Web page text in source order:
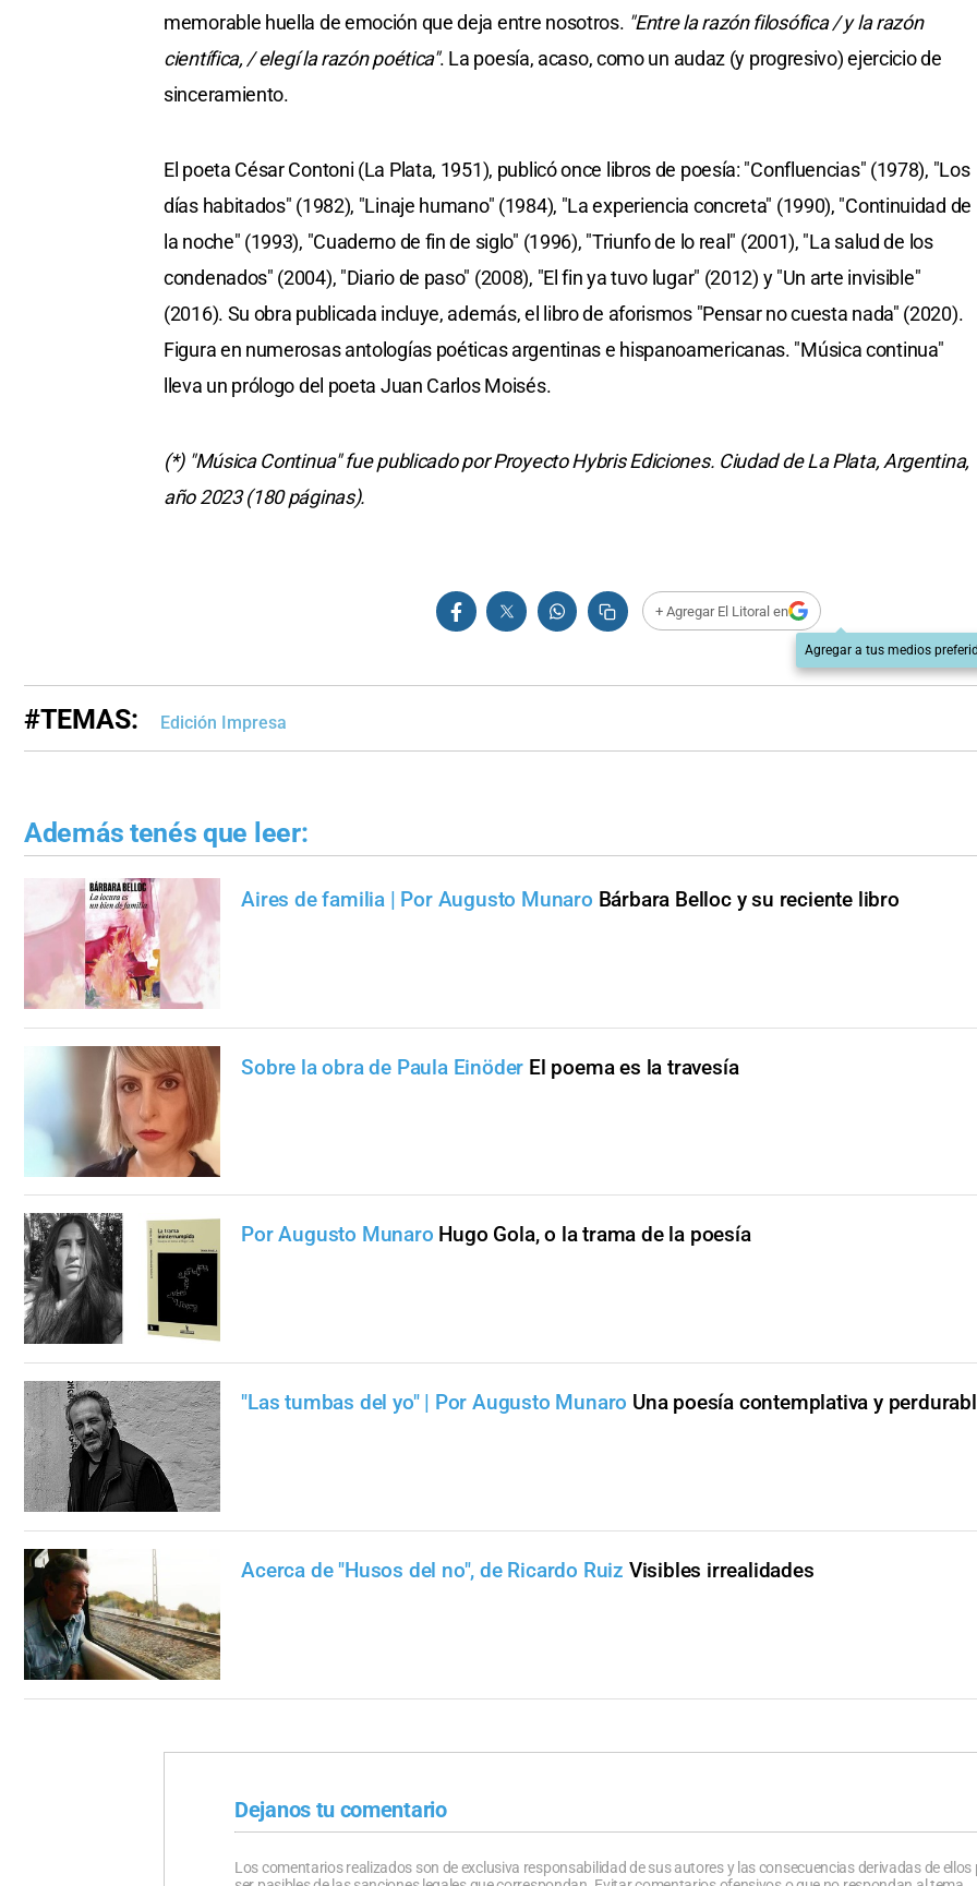
memorable huella de emoción que deja entre nosotros. "Entre la razón filosófica / y la razón
científica, / elegí la razón poética". La poesía, acaso, como un audaz (y progresivo) ejercicio de
sinceramiento.
El poeta César Contoni (La Plata, 1951), publicó once libros de poesía: "Confluencias" (1978), "Los
días habitados" (1982), "Linaje humano" (1984), "La experiencia concreta" (1990), "Continuidad de
la noche" (1993), "Cuaderno de fin de siglo" (1996), "Triunfo de lo real" (2001), "La salud de los
condenados" (2004), "Diario de paso" (2008), "El fin ya tuvo lugar" (2012) y "Un arte invisible"
(2016). Su obra publicada incluye, además, el libro de aforismos "Pensar no cuesta nada" (2020).
Figura en numerosas antologías poéticas argentinas e hispanoamericanas. "Música continua"
lleva un prólogo del poeta Juan Carlos Moisés.
(*) "Música Continua" fue publicado por Proyecto Hybris Ediciones. Ciudad de La Plata, Argentina,
año 2023 (180 páginas).
+ Agregar El Litoral en
Agregar a tus medios
#TEMAS: Edición Impresa
Además tenés que leer:
Aires de familia | Por Augusto Munaro Bárbara Belloc y su reciente libro
Sobre la obra de Paula Einöder El poema es la travesía
Por Augusto Munaro Hugo Gola, o la trama de la poesía
"Las tumbas del yo" | Por Augusto Munaro Una poesía contemplativa y
Acerca de "Husos del no", de Ricardo Ruiz Visibles irrealidades
Dejanos tu comentario
Los comentarios realizados son de exclusiva responsabilidad de sus autores y las consecuencias derivadas de ellos